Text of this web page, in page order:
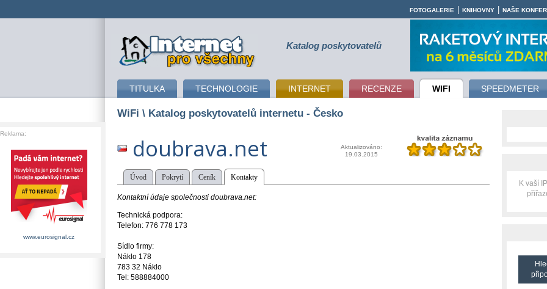
připojení k internetu Katalog poskytovatelů
TITULKA TECHNOLOGIE INTERNET RECENZE WIFI SPEEDMETER
FOTOGALERIE KNIHOVNY NAŠE
WiFi \ Katalog poskytovatelů internetu - Česko
doubrava.net
Aktualizováno:
19.03.2015
Úvod Pokrytí Ceník Kontakty
Kontaktní údaje společnosti doubrava.net:
Technická podpora:
Telefon: 776 778 173
Sídlo firmy:
Náklo 178
783 32 Náklo
Tel: 588884000
K vaší
Reklama:
www.eurosignal.cz